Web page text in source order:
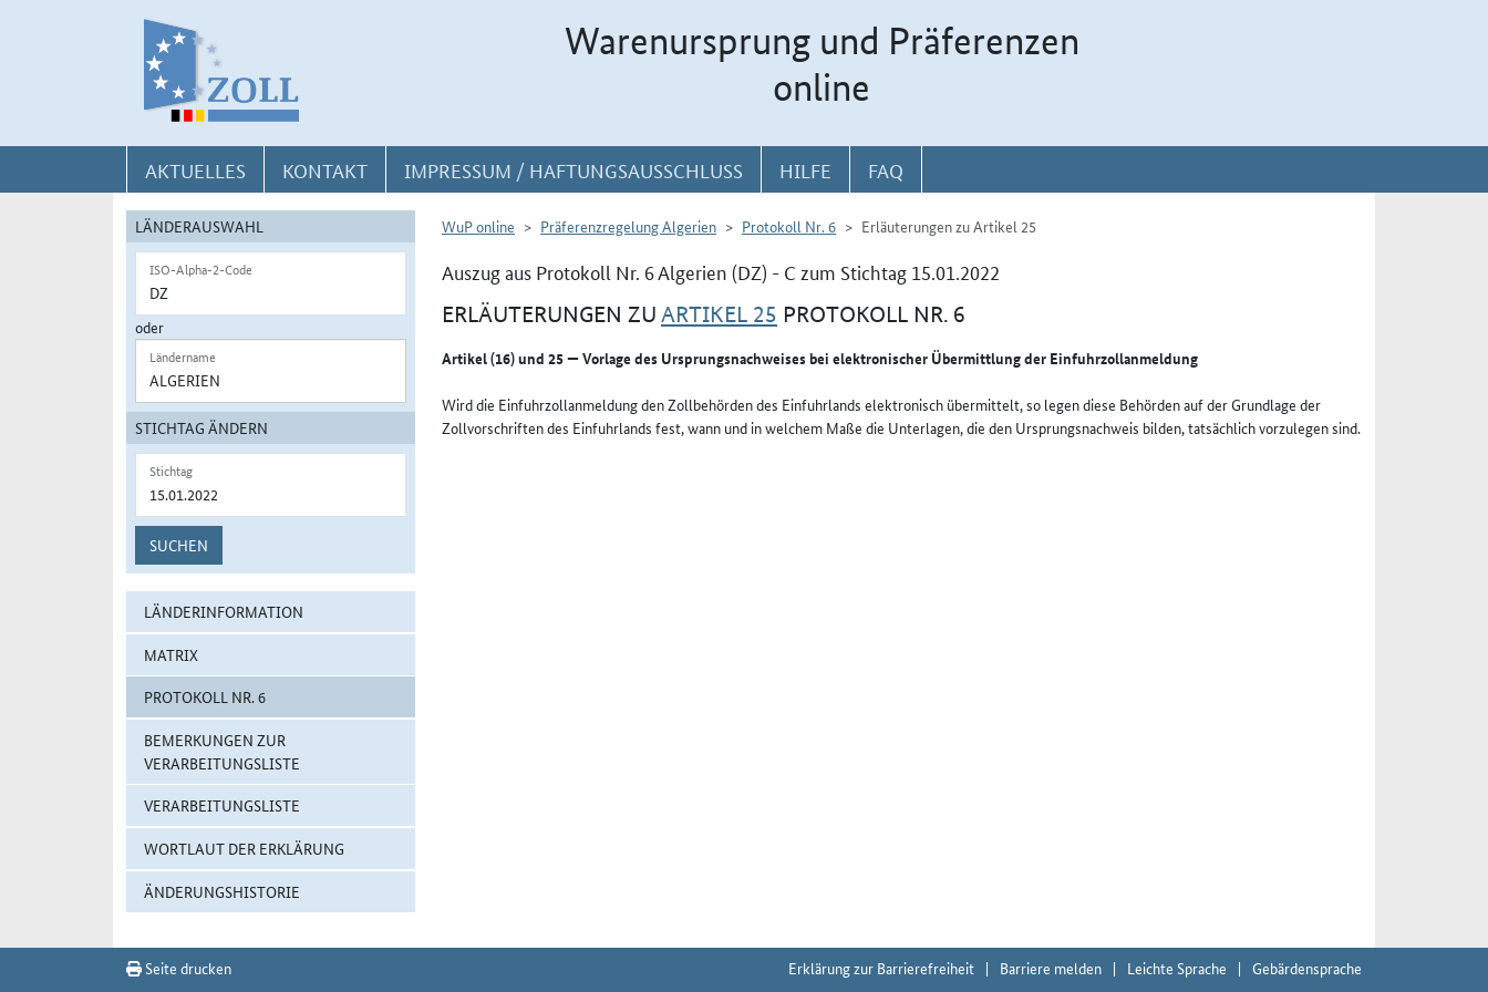
Warenursprung und Präferenzen
online
AKTUELLES KONTAKT IMPRESSUM / HAFTUNGSAUSSCHLUSS HILFE FAQ
LÄNDERAUSWAHL
ISO-Alpha-2-Code
oder
Ländername
STICHTAG ÄNDERN
Stichtag
SUCHEN
LÄNDERINFORMATION
MATRIX
PROTOKOLL NR. 6
BEMERKUNGEN ZUR
VERARBEITUNGSLISTE
VERARBEITUNGSLISTE
WORTLAUT DER ERKLÄRUNG
ÄNDERUNGSHISTORIE
WuP online Präferenzregelung Algerien Protokoll Nr. 6 Erläuterungen zu Artikel 25
Auszug aus Protokoll Nr. 6 Algerien (DZ) - C zum Stichtag 15.01.2022
ERLÄUTERUNGEN ZU ARTIKEL 25 PROTOKOLL NR. 6
Artikel (16) und 25 — Vorlage des Ursprungsnachweises bei elektronischer Übermittlung der Einfuhrzollanmeldung
Wird die Einfuhrzollanmeldung den Zollbehörden des Einfuhrlands elektronisch übermittelt, so legen diese Behörden auf der Grundlage der
Zollvorschriften des Einfuhrlands fest, wann und in welchem Maße die Unterlagen, die den Ursprungsnachweis bilden, tatsächlich vorzulegen sind.
Seite drucken Erklärung zur Barrierefreiheit Barriere melden Leichte Sprache Gebärdensprache